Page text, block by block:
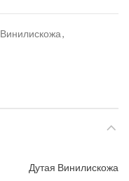
Винилискожа,
Дутая Винилискожа